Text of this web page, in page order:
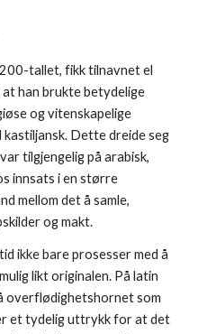
tallet, fikk tilnavnet el
at han brukte betydelige
og vitenskapelige
Dette dreide seg
tilgjengelig på arabisk,
innsats i en større
mellom det å samle,
og makt.
ikke bare prosesser med å
likt originalen. På latin
overflødighetshornet som
et tydelig uttrykk for at det